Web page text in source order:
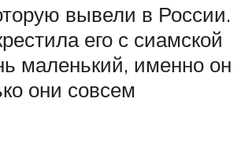
вывели в России.
его с сиамской
маленький, именно он
они совсем